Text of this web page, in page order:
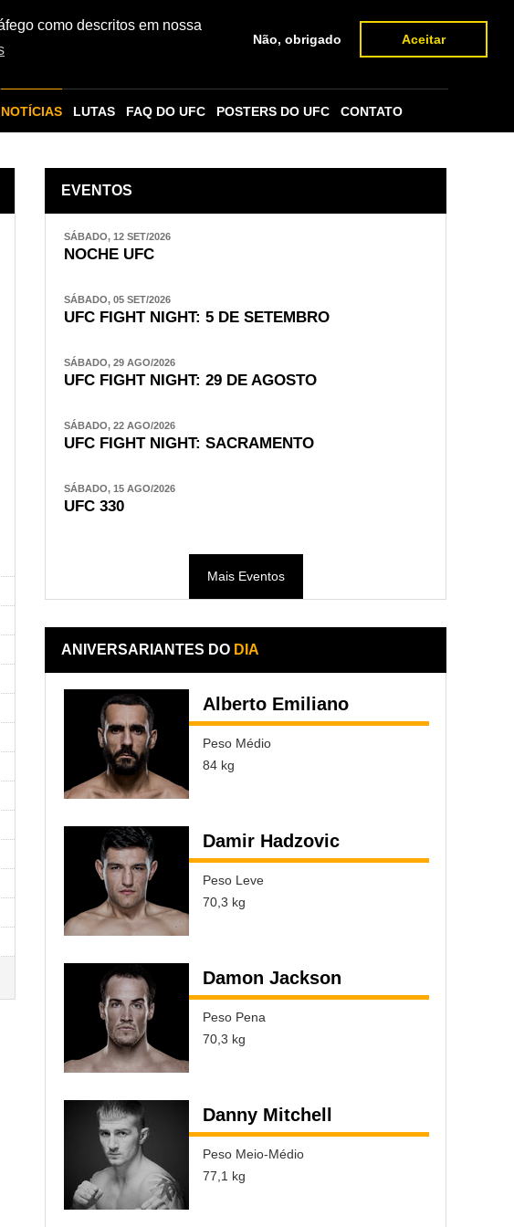
como descritos em nossa
Não, obrigado Aceitar
NOTÍCIAS LUTAS FAQ DO UFC POSTERS DO UFC CONTATO
EVENTOS
SÁBADO, 12 SET/2026
NOCHE UFC
SÁBADO, 05 SET/2026
UFC FIGHT NIGHT: 5 DE SETEMBRO
SÁBADO, 29 AGO/2026
UFC FIGHT NIGHT: 29 DE AGOSTO
SÁBADO, 22 AGO/2026
UFC FIGHT NIGHT: SACRAMENTO
SÁBADO, 15 AGO/2026
UFC 330
Mais Eventos
ANIVERSARIANTES DO DIA
Alberto Emiliano
Peso Médio
84 kg
Damir Hadzovic
Peso Leve
70,3 kg
Damon Jackson
Peso Pena
70,3 kg
Danny Mitchell
Peso Meio-Médio
77,1 kg